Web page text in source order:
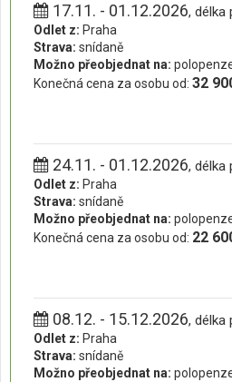
17.11. - 01.12.2026, délka
Odlet z: Praha
Strava: snídaně
Možno přeobjednat na:
Konečná cena za osobu od: 32
24.11. - 01.12.2026, délka
Odlet z: Praha
Strava: snídaně
Možno přeobjednat na:
Konečná cena za osobu od: 22
08.12. - 15.12.2026, délka
Odlet z: Praha
Strava: snídaně
Možno přeobjednat na: